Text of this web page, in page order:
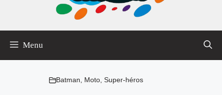
Menu
Batman, Moto, Super-héros